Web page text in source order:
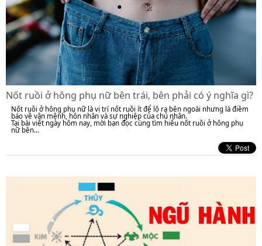
Nốt ruồi ở hông phụ nữ bên trái, bên phải có ý nghĩa gì?
Nốt ruồi ở hông phụ nữ là vị trí nốt ruồi ít để lộ ra bên ngoài nhưng là điềm
báo về vận mệnh, hôn nhân và sự nghiệp của chủ nhân.
Tại bài viết ngày hôm nay, mời bạn đọc cùng tìm hiểu nốt ruồi ở hông phụ
nữ bên...